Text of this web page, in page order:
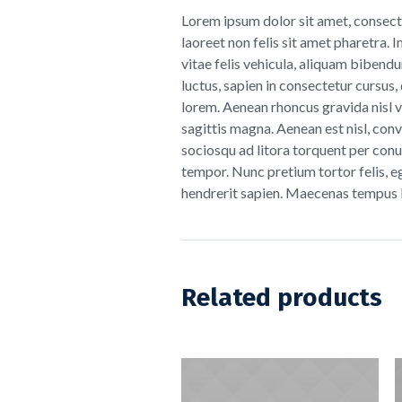
Lorem ipsum dolor sit amet,
laoreet non felis sit amet pharetra.
vitae felis vehicula, aliquam
luctus, sapien in consectetur
lorem. Aenean rhoncus gravida
sagittis magna. Aenean est nisl,
sociosqu ad litora torquent per
tempor. Nunc pretium tortor felis,
hendrerit sapien. Maecenas
Related products